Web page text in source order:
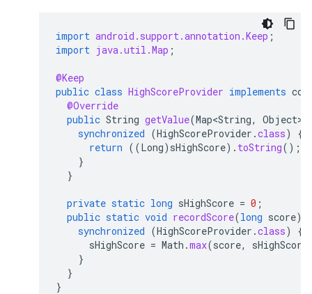
import android.support.annotation.Keep ;
import java.util.Map ;
@Keep
public class HighScoreProvider implements com
@Override
public String getValue(Map<String, Object>
synchronized (HighScoreProvider .class)
{
return ((Long) sHighScore). toString();
}
}
private static long sHighScore = 0 ;
public static void recordScore(long score)
synchronized (HighScoreProvider .class)
{
sHighScore = Math .max(score, sHighScore
}
}
}